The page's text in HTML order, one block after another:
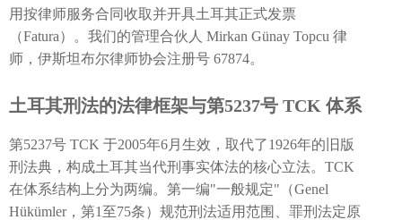
用按律师服务合同收取并开具土耳其正式发票
（Fatura）。我们的管理合伙人 Mirkan Günay Topcu 律
师，伊斯坦布尔律师协会注册号 67874。
土耳其刑法的法律框架与第5237号 TCK 体系
第5237号 TCK 于2005年6月生效，取代了1926年的旧版
刑法典，构成土耳其当代刑事实体法的核心立法。TCK
在体系结构上分为两编。第一编"一般规定"（Genel
Hükümler，第1至75条）规范刑法适用范围、罪刑法定原